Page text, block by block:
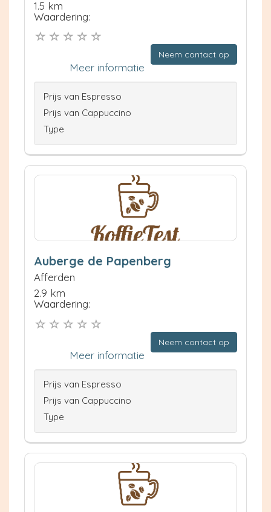
1.5 km
Waardering:
Neem contact op
Meer informatie
Prijs van Espresso
Prijs van Cappuccino
Type
Auberge de Papenberg
Afferden
2.9 km
Waardering:
Neem contact op
Meer informatie
Prijs van Espresso
Prijs van Cappuccino
Type